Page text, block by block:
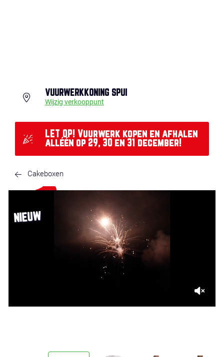
VUURWERKKONING SPUI
Wijzig verkooppunt
LET OP! Vuurwerk kopen en afhalen
alléén op 29, 30 en 31 december!
Cakeboxen
NIEUW